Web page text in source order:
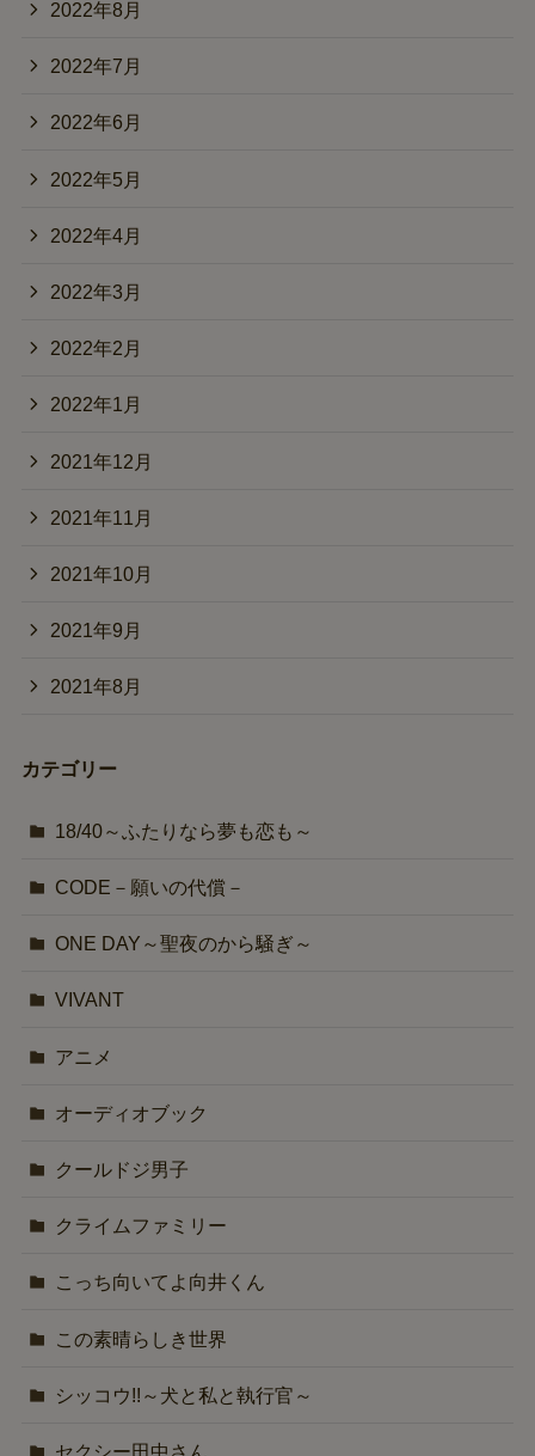
2022年8月
2022年7月
2022年6月
2022年5月
2022年4月
2022年3月
2022年2月
2022年1月
2021年12月
2021年11月
2021年10月
2021年9月
2021年8月
カテゴリー
18/40～ふたりなら夢も恋も～
CODE－願いの代償－
ONE DAY～聖夜のから騒ぎ～
VIVANT
アニメ
オーディオブック
クールドジ男子
クライムファミリー
こっち向いてよ向井くん
この素晴らしき世界
シッコウ!!～犬と私と執行官～
セクシー田中さん